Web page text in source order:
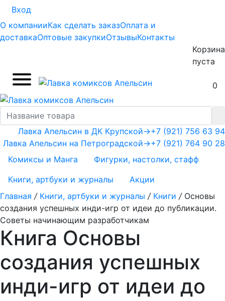
Вход
О компанииКак сделать заказОплата и
доставкаОптовые закупкиОтзывыКонтакты
Корзина
пуста
0
+7 (921) 756 63 94
+7 (921) 764 90 28
Лавка Апельсин в ДК Крупской→
Лавка Апельсин на Петроградской→
Комиксы и Манга
Фигурки, настолки, стафф
Книги, артбуки и журналы
Акции
Главная / Книги, артбуки и журналы / Книги / Основы
создания успешных инди-игр от идеи до публикации.
Советы начинающим разработчикам
Книга Основы
создания успешных
инди-игр от идеи до